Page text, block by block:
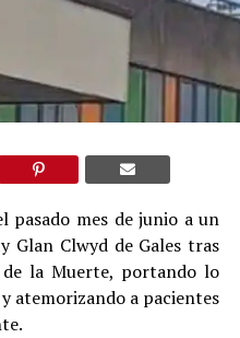
mes de junio a un
Glan Clwyd de Gales tras
la Muerte, portando lo
atemorizando a pacientes